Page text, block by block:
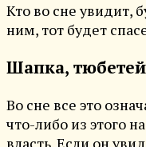
Кто во сне увидит,
ним, тот будет
Шапка,
Во сне все это
что-либо из этого
власть. Если он